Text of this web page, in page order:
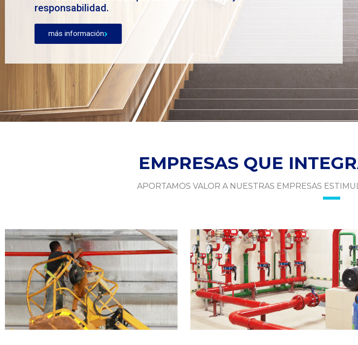
EMPRESAS QUE
APORTAMOS VALOR A NUESTRAS EMPRESAS